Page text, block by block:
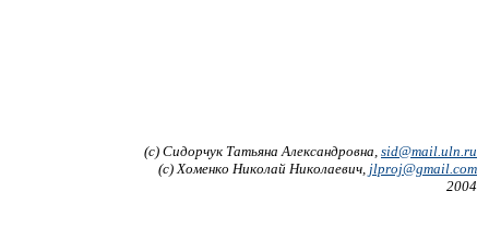
(c) Сидорчук Татьяна Александровна, sid@mail.uln.ru
(c) Хоменко Николай Николаевич, jlproj@gmail.com
2004